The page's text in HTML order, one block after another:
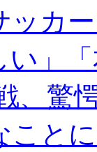
ッカ
い」
、驚
こと